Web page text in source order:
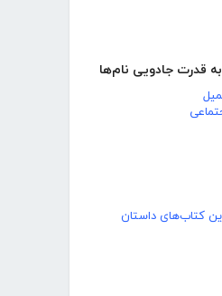
به قدرت جادویی نام‌ها
کتاب‌های داستان